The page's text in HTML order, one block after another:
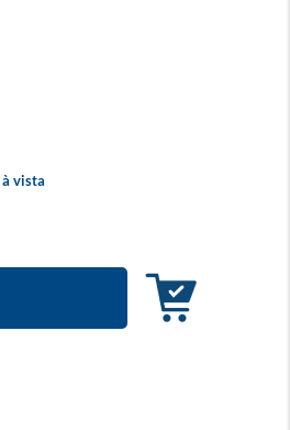
à vista